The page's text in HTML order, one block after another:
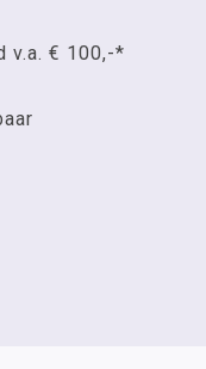
v.a. € 100,-*